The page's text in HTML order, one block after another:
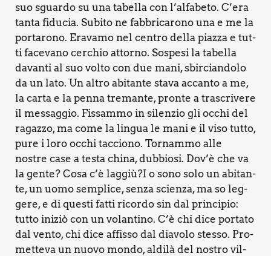
suo sguar­do su una tabel­la con l’alfabeto. C’era
tan­ta fidu­cia. Subi­to ne fab­bri­ca­ro­no una e me la
por­ta­ro­no. Era­va­mo nel cen­tro del­la piaz­za e tut­
ti face­va­no cer­chio attor­no. Sospe­si la tabel­la
davan­ti al suo vol­to con due mani, sbir­cian­do­lo
da un lato. Un altro abi­tan­te sta­va accan­to a me,
la car­ta e la pen­na tre­man­te, pron­te a tra­scri­ve­re
il mes­sag­gio. Fis­sam­mo in silen­zio gli occhi del
ragaz­zo, ma come la lin­gua le mani e il viso tut­to,
pure i loro occhi tac­cio­no. Tor­nam­mo alle
nostre case a testa chi­na, dub­bio­si. Dov’è che va
la gen­te? Cosa c’è laggiù?I o sono solo un abi­tan­
te, un uomo sem­pli­ce, sen­za scien­za, ma so leg­
ge­re, e di que­sti fat­ti ricor­do sin dal prin­ci­pio:
tut­to ini­ziò con un volan­ti­no. C’è chi dice por­ta­to
dal ven­to, chi dice affis­so dal dia­vo­lo stes­so. Pro­
met­te­va un nuo­vo mon­do, aldi­là del nostro vil­